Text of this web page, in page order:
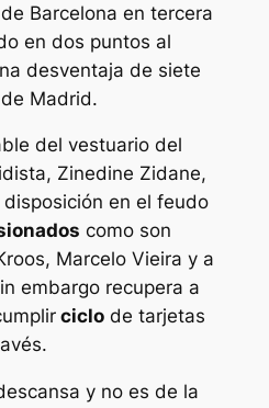
Barcelona en tercera
en dos puntos al
desventaja de siete
Madrid.
del vestuario del
Zinedine Zidane,
en el feudo
como son
Marcelo Vieira y a
embargo recupera a
ciclode tarjetas
y no es de la